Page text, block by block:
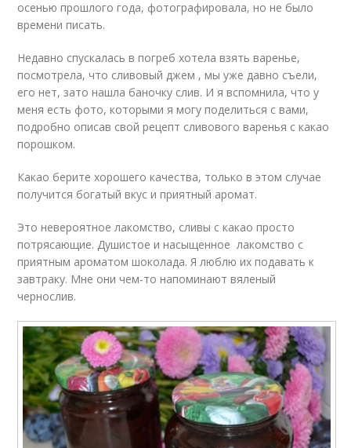
осенью прошлого года, фотографировала, но не было
времени писать.
Недавно спускалась в погреб хотела взять варенье,
посмотрела, что сливовый джем , мы уже давно съели,
его нет, зато нашла баночку слив. И я вспомнила, что у
меня есть фото, которыми я могу поделиться с вами,
подробно описав свой рецепт сливового варенья с какао
порошком.
Какао берите хорошего качества, только в этом случае
получится богатый вкус и приятный аромат.
Это невероятное лакомство, сливы с какао просто
потрясающие. Душистое и насыщенное лакомство с
приятным ароматом шоколада. Я люблю их подавать к
завтраку. Мне они чем-то напоминают вяленый
чернослив.